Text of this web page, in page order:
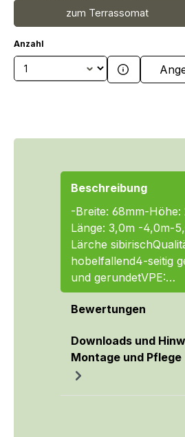
zum Terrassomat
Anzahl
Produkt Anzahl: Gib
Beschreibung
-Breite: 68mm-Höhe:
Länge: 3,0m -4,0m-
Lärche
hobelfallend4-seitig
und gerundetVPE:…
Bewertungen
Downloads und
Montage und Pflege